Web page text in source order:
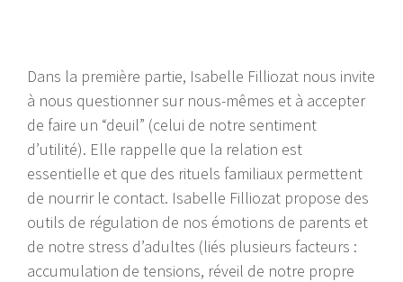
Dans la première partie, Isabelle Filliozat nous invite
à nous questionner sur nous-mêmes et à accepter
de faire un “deuil” (celui de notre sentiment
d’utilité). Elle rappelle que la relation est
essentielle et que des rituels familiaux permettent
de nourrir le contact. Isabelle Filliozat propose des
outils de régulation de nos émotions de parents et
de notre stress d’adultes (liés plusieurs facteurs :
accumulation de tensions, réveil de notre propre